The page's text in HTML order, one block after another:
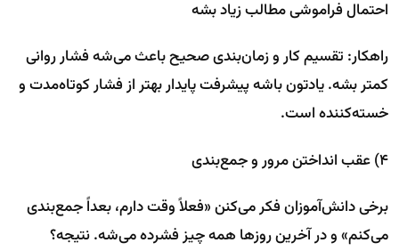
احتمال فراموشی مطالب زیاد بشه
راهکار: تقسیم کار و زمان‌بندی صحیح باعث می‌شه فشار روانی
کمتر بشه. یادتون باشه پیشرفت پایدار بهتر از فشار کوتاه‌مدت و
خسته‌کننده است.
۴) عقب انداختن مرور و جمع‌بندی
برخی دانش‌آموزان فکر می‌کنن «فعلاً وقت دارم، بعداً جمع‌بندی
می‌کنم» و در آخرین روزها همه چیز فشرده می‌شه. نتیجه؟